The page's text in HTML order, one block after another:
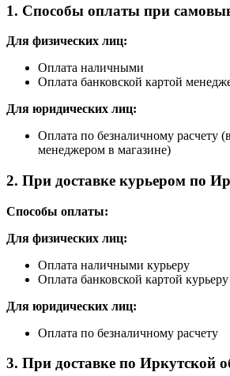
1. Способы оплаты при
Для физических лиц:
Оплата наличными
Оплата банковской картой
Для юридических лиц:
Оплата по безналичному расчету
менеджером в магазине)
2. При доставке курьером по
Способы оплаты:
Для физических лиц:
Оплата наличными курьеру
Оплата банковской картой курьеру
Для юридических лиц:
Оплата по безналичному расчету
3. При доставке по Иркутской